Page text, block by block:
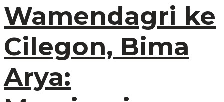
Wamendagri ke
Cilegon, Bima
Arya: